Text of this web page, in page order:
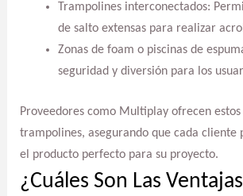
Trampolines interconectados:
de salto extensas para realizar
Zonas de foam o piscinas de
seguridad y diversión para los
Proveedores como Multiplay ofrecen
trampolines, asegurando que cada cliente
el producto perfecto para su proyecto.
¿Cuáles Son Las